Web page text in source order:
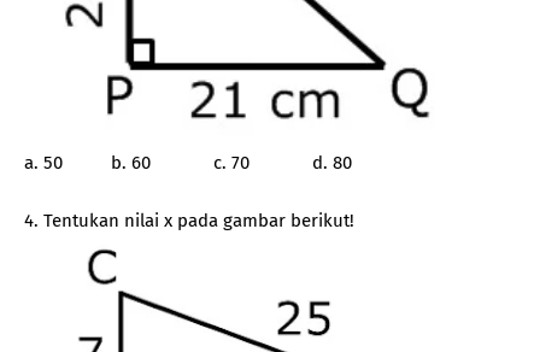
a. 50 b. 60 c. 70 d. 80
4. Tentukan nilai x pada gambar berikut!